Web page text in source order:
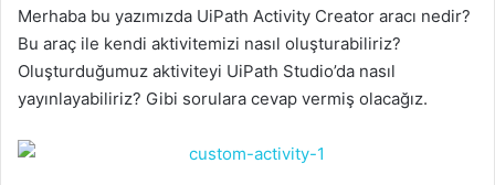
Merhaba bu yazımızda UiPath Activity Creator aracı nedir?
Bu araç ile kendi aktivitemizi nasıl oluşturabiliriz?
Oluşturduğumuz aktiviteyi UiPath Studio’da nasıl
yayınlayabiliriz? Gibi sorulara cevap vermiş olacağız.